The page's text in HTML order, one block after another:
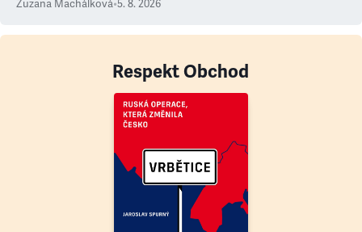
Zuzana Machálková•5. 8. 2026
Respekt Obchod